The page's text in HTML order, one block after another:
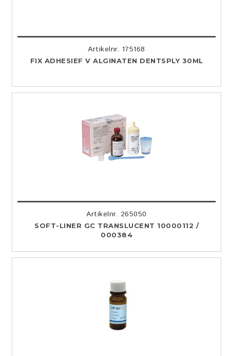
Artikelnr. 175168
FIX ADHESIEF V ALGINATEN DENTSPLY 30ML
Artikelnr. 265050
SOFT-LINER GC TRANSLUCENT 10000112 /
000384